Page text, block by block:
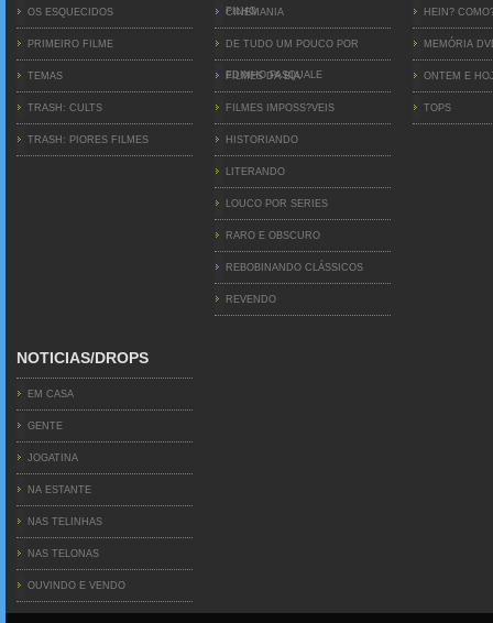
OS ESQUECIDOS
PRIMEIRO FILME
TEMAS
TRASH: CULTS
TRASH: PIORES FILMES
FILHO
CINEMANIA
DE TUDO UM POUCO POR
EDINHO PASQUALE
FILMES DA BIA
FILMES IMPOSS?VEIS
HISTORIANDO
LITERANDO
LOUCO POR SERIES
RARO E OBSCURO
REBOBINANDO CLÁSSICOS
REVENDO
HEIN?
MEMÓRIA
ONTEM E
TOPS
NOTICIAS/DROPS
EM CASA
GENTE
JOGATINA
NA ESTANTE
NAS TELINHAS
NAS TELONAS
OUVINDO E VENDO